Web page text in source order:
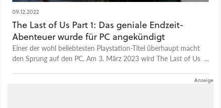
09.12.2022
The Last of Us Part 1: Das geniale Endzeit-
Abenteuer wurde für PC angekündigt
Einer der wohl beliebtesten Playstation-Titel überhaupt macht
den Sprung auf den PC. Am 3. März 2023 wird The Last of Us